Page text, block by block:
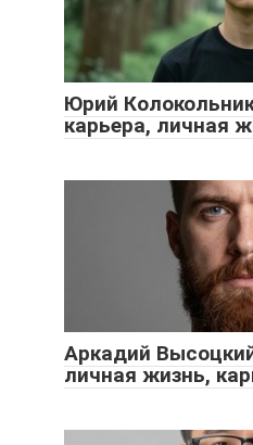
Юрий
карьера, личная
Аркадий
личная жизнь,